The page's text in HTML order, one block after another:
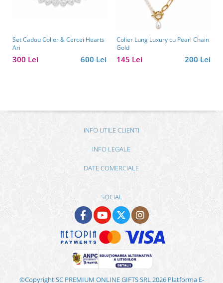
Set Cadou Colier & Cercei Hearts
Ari
600 Lei
300 Lei
Colier Lung Luxury cu Pearl Chain
Gold
200 Lei
145 Lei
INFO UTILE CLIENTI
INFO LEGALE
DATE COMERCIALE
SOCIAL
©Copyright SC PREMIUM ONLINE GIFTS SRL 2026 Platforma E-